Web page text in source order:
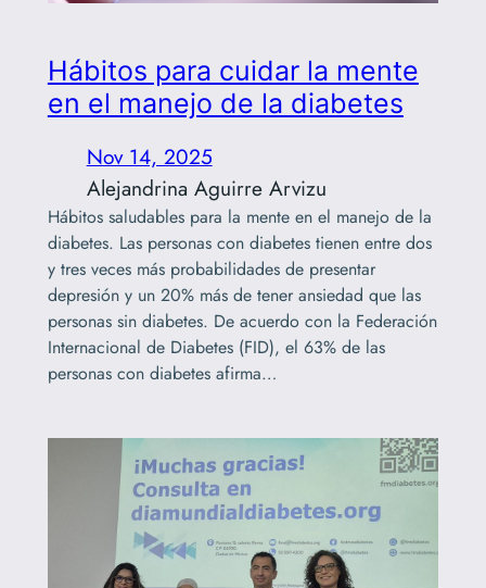
Hábitos para cuidar la mente
en el manejo de la diabetes
Nov 14, 2025
Alejandrina Aguirre Arvizu
Hábitos saludables para la mente en el manejo de la
diabetes. Las personas con diabetes tienen entre dos
y tres veces más probabilidades de presentar
depresión y un 20% más de tener ansiedad que las
personas sin diabetes. De acuerdo con la Federación
Internacional de Diabetes (FID), el 63% de las
personas con diabetes afirma…